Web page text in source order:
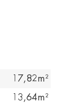
17,82
13,64